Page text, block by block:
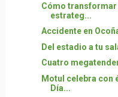
Cómo
estrateg...
Accidente en
Del estadio a tu
Cuatro
Motul celebra con
Día...